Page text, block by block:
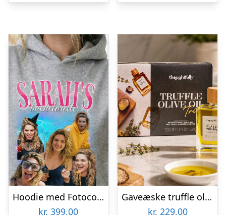
Hoodie med Fotocollage – 90’er Design
kr. 399,00
Gaveæske truffle olive oil trio – Thoughtfully
kr. 229,00